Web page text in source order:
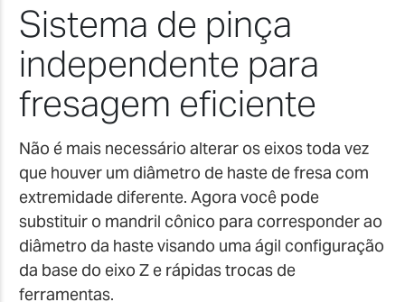
Sistema de pinça
independente para
fresagem eficiente
Não é mais necessário alterar os eixos toda vez
que houver um diâmetro de haste de fresa com
extremidade diferente. Agora você pode
substituir o mandril cônico para corresponder ao
diâmetro da haste visando uma ágil configuração
da base do eixo Z e rápidas trocas de
ferramentas.